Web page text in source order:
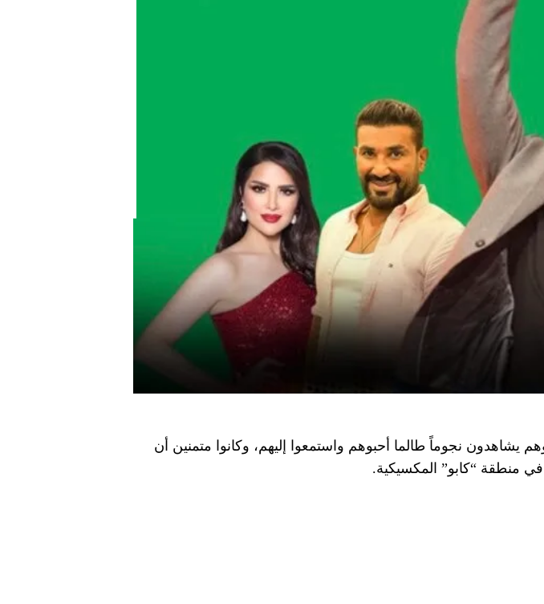
يشاهدون نجوماً طالما أحبوهم واستمعوا إليهم، وكانوا متمنين أن
منطقة “كابو” المكسيكية.